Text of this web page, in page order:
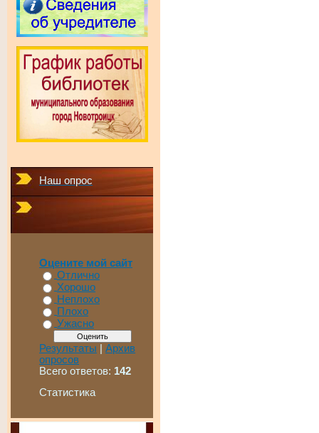
Наш опрос
Оцените мой сайт
Отлично
Хорошо
Неплохо
Плохо
Ужасно
Результаты | Архив
опросов
Всего ответов: 142
Статистика